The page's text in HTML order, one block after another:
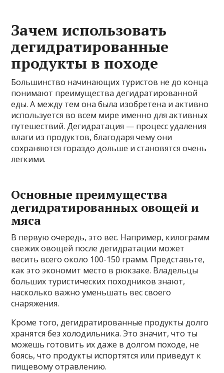
Зачем использовать
дегидратированные
продукты в походе
Большинство начинающих туристов не до конца
понимают преимущества дегидратированной
еды. А между тем она была изобретена и активно
используется во всем мире именно для активных
путешествий. Дегидратация — процесс удаления
влаги из продуктов, благодаря чему они
сохраняются гораздо дольше и становятся очень
легкими.
Основные преимущества
дегидратированных овощей и
мяса
В первую очередь, это вес. Например, килограмм
свежих овощей после дегидратации может
весить всего около 100-150 грамм. Представьте,
как это экономит место в рюкзаке. Владельцы
больших туристических походников знают,
насколько важно уменьшать вес своего
снаряжения.
Кроме того, дегидратированные продукты долго
хранятся без холодильника. Это значит, что ты
можешь готовить их даже в долгом походе, не
боясь, что продукты испортятся или приведут к
пищевому отравлению.